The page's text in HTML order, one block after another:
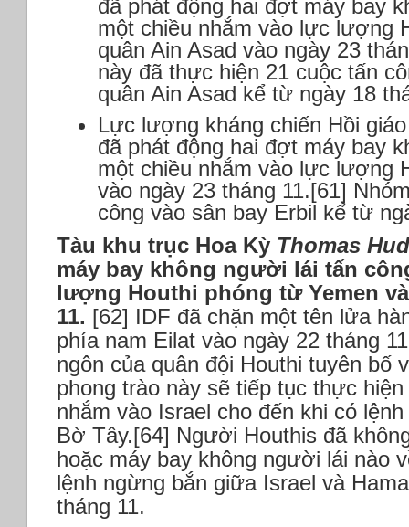
đã phát động hai đợt máy bay
một chiều nhắm vào lực lượng
quân Ain Asad vào ngày 23
này đã thực hiện 21 cuộc tấn
quân Ain Asad kể từ ngày 18
Lực lượng kháng chiến Hồi
đã phát động hai đợt máy bay
một chiều nhắm vào lực lượng
vào ngày 23 tháng 11.[61]
công vào sân bay Erbil kể từ
Tàu khu trục Hoa Kỳ Thomas
máy bay không người lái tấn
lượng Houthi phóng từ Yemen
11. [62] IDF đã chặn một tên lửa
phía nam Eilat vào ngày 22 tháng
ngôn của quân đội Houthi tuyên bố
phong trào này sẽ tiếp tục thực
nhắm vào Israel cho đến khi có
Bờ Tây.[64] Người Houthis đã
hoặc máy bay không người lái nào
lệnh ngừng bắn giữa Israel và
tháng 11.